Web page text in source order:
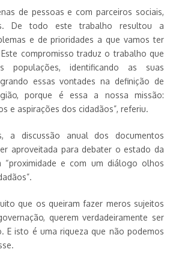
de pessoas e com parceiros sociais,
De todo este trabalho resultou a
e de prioridades a que vamos ter
compromisso traduz o trabalho que
populações, identificando as suas
essas vontades na definição de
porque é essa a nossa missão:
e aspirações dos cidadãos”, referiu.
a discussão anual dos documentos
aproveitada para debater o estado da
“proximidade e com um diálogo olhos
que os queiram fazer meros sujeitos
querem verdadeiramente ser
E isto é uma riqueza que não podemos